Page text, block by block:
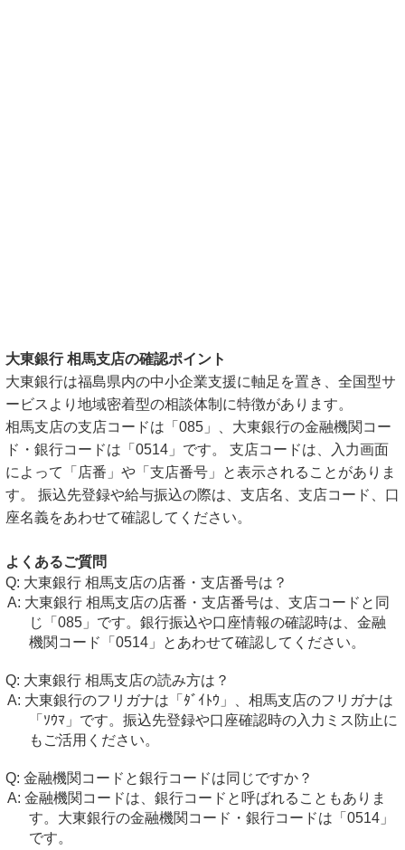
大東銀行 相馬支店の確認ポイント
大東銀行は福島県内の中小企業支援に軸足を置き、全国型サ
ービスより地域密着型の相談体制に特徴があります。
相馬支店の支店コードは「085」、大東銀行の金融機関コー
ド・銀行コードは「0514」です。 支店コードは、入力画面
によって「店番」や「支店番号」と表示されることがありま
す。 振込先登録や給与振込の際は、支店名、支店コード、口
座名義をあわせて確認してください。
よくあるご質問
大東銀行 相馬支店の店番・支店番号は？
大東銀行 相馬支店の店番・支店番号は、支店コードと同
じ「085」です。銀行振込や口座情報の確認時は、金融
機関コード「0514」とあわせて確認してください。
大東銀行 相馬支店の読み方は？
大東銀行のフリガナは「ﾀﾞｲﾄｳ」、相馬支店のフリガナは
「ｿｳﾏ」です。振込先登録や口座確認時の入力ミス防止に
もご活用ください。
金融機関コードと銀行コードは同じですか？
金融機関コードは、銀行コードと呼ばれることもありま
す。大東銀行の金融機関コード・銀行コードは「0514」
です。